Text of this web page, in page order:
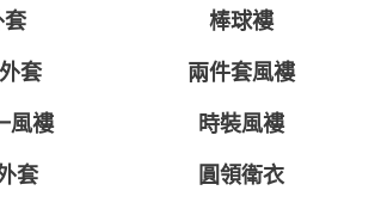
套 棒球褸
套 兩件套風褸
風褸 時裝風褸
套 圓領衛衣